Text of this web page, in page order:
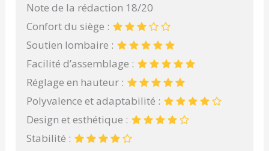
Note de la rédaction 18/20
Confort du siège :
Soutien lombaire :
Facilité d’assemblage :
Réglage en hauteur :
Polyvalence et adaptabilité :
Design et esthétique :
Stabilité :